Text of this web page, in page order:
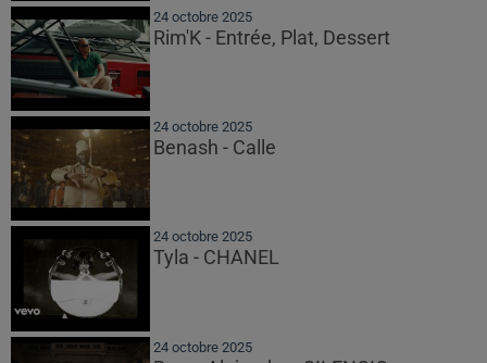
24 octobre 2025
Rim'K - Entrée, Plat, Dessert
24 octobre 2025
Benash - Calle
24 octobre 2025
Tyla - CHANEL
24 octobre 2025